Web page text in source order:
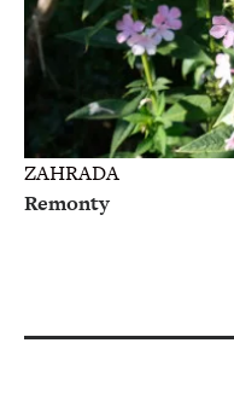
ZAHRADA
Remonty